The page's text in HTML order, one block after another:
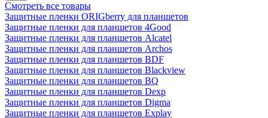
Смотреть все товары
Защитные пленки ORIGberry для планшетов
Защитные пленки для планшетов 4Good
Защитные пленки для планшетов Alcatel
Защитные пленки для планшетов Archos
Защитные пленки для планшетов BDF
Защитные пленки для планшетов Blackview
Защитные пленки для планшетов BQ
Защитные пленки для планшетов Dexp
Защитные пленки для планшетов Digma
Защитные пленки для планшетов Explay